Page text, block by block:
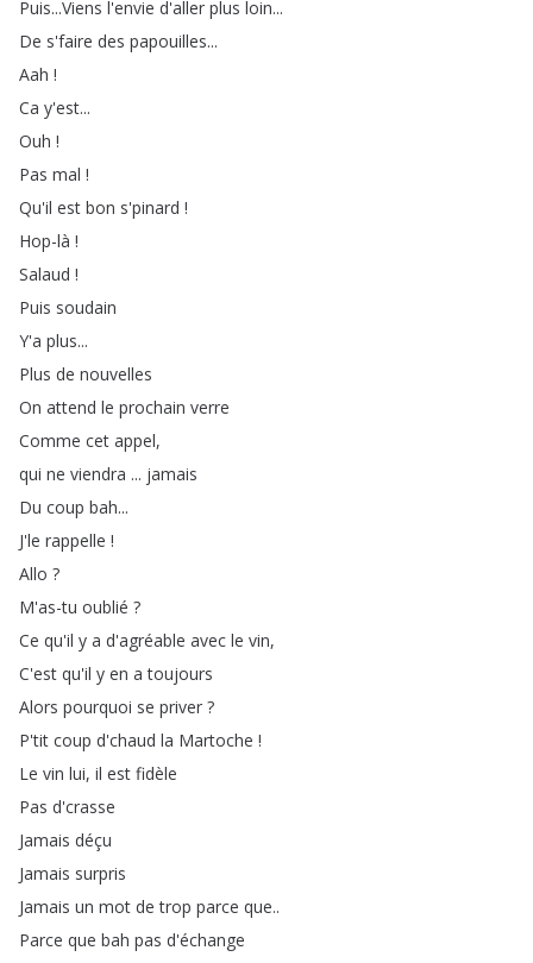
Puis...Viens l'envie d'aller plus loin...
De s'faire des papouilles...
Aah !
Ca y'est...
Ouh !
Pas mal !
Qu'il est bon s'pinard !
Hop-là !
Salaud !
Puis soudain
Y'a plus...
Plus de nouvelles
On attend le prochain verre
Comme cet appel,
qui ne viendra ... jamais
Du coup bah...
J'le rappelle !
Allo ?
M'as-tu oublié ?
Ce qu'il y a d'agréable avec le vin,
C'est qu'il y en a toujours
Alors pourquoi se priver ?
P'tit coup d'chaud la Martoche !
Le vin lui, il est fidèle
Pas d'crasse
Jamais déçu
Jamais surpris
Jamais un mot de trop parce que..
Parce que bah pas d'échange